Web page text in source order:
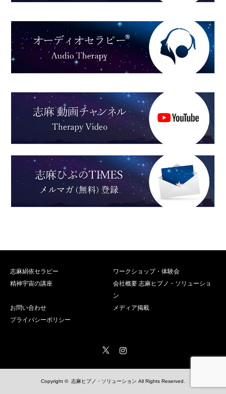
志麻絹依セラピー
ワークショップ・体験会
精神宇宙の講座
会社概要 志麻ヒプノ・ソリューショ
ン
お問い合わせ
メディア掲載
プライバシーポリシー
Copyright © 志麻ヒプノ・ソリューション All Rights Reserved.